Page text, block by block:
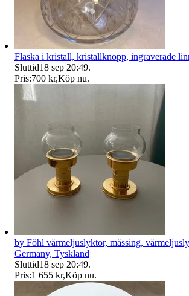
Flaska i kristall, kristallknopp, ingraverade
Sluttid18 sep 20:49.
Pris:700 kr,Köp nu.
by Föhl värmeljuslyktor, mässing,
Germany, Tyskland
Sluttid18 sep 20:49.
Pris:1 655 kr,Köp nu.